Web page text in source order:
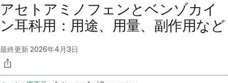
アセトアミノフェンとベンゾカイ
ン耳科用：用途、用量、副作用など
最終更新2026年4月3日